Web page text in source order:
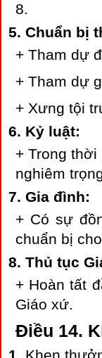
8.
Chuẩn bị
+ Tham dự
+ Tham dự
+ Xưng tội
Kỷ luật:
+ Trong
nghiêm
Gia đình:
+ Có sự
chuẩn bị
Thủ tục
+ Hoàn tất
Giáo xứ.
Điều 14.